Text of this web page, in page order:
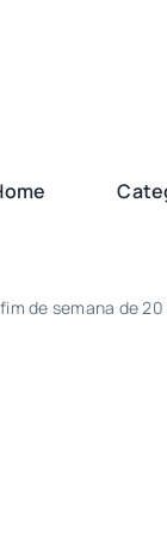
de semana de